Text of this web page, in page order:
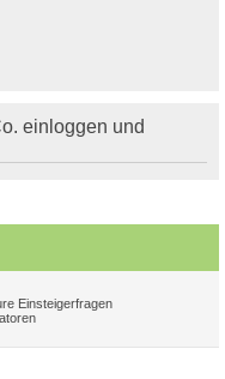
einloggen und
Einsteigerfragen